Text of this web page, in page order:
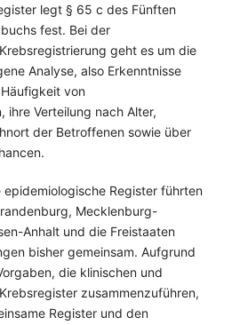
legt § 65 c des Fünften
fest. Bei der
geht es um die
Analyse, also Erkenntnisse
von
ihre Verteilung nach Alter,
der Betroffenen sowie über
Register führten
Mecklenburg-
Anhalt und die Freistaaten
bisher gemeinsam. Aufgrund
die klinischen und
zusammenzuführen,
Register und den